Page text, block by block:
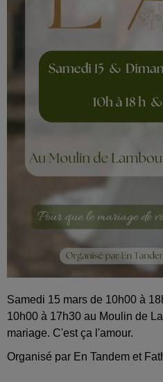
Samedi 15 mars de 10h00 à
10h00 à 17h30 au Moulin de
mariage. C'est ça l'amour.
Organisé par En Tandem et